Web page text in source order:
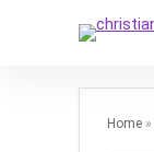
Home »